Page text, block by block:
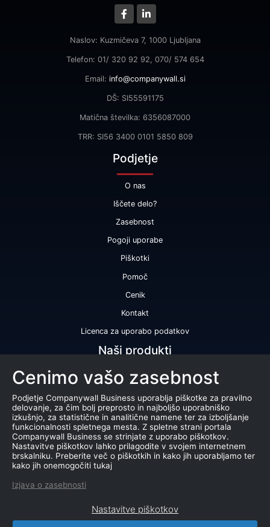
Naslov: Kuzmičeva 7, 1000 Ljubljana
Telefon: 01/ 320 92 92, 070/ 574 654
Email: info@companywall.si
DŠ: SI55591175
Matična številka: 6356087000
TRR: SI56 3400 0101 5850 809
Podjetje
O nas
Iščete delo?
Zasebnost
Pogoji uporabe
Piškotki
Pomoč
Cenik
Kontakt
Licenca za uporabo podatkov
Naši produkti
Bonitetna ocena
Bonitetno poročilo
Certifikat bonitetne odličnosti
Produkti
Sodelovanje z registrom AJPES
Marketing baza podatkov
Cenimo vašo zasebnost
Podjetje Companywall Business uporablja piškotke za pravilno
delovanje, za čim bolj preprosto in najboljšo uporabniško
izkušnjo, za statistične in analitične namene ter za izboljšanje
funkcionalnosti spletnega mesta. Z spletne strani portala
Companywall Business se strinjate z uporabo piškotkov.
Nastavitve piškotkov lahko prilagodite v svojem internetnem
brskalniku. Preberite več o piškotkih in kako jih uporabljamo ter
kako jih onemogočiti tukaj
Izjava o zasebnosti
Nastavitve piškotkov